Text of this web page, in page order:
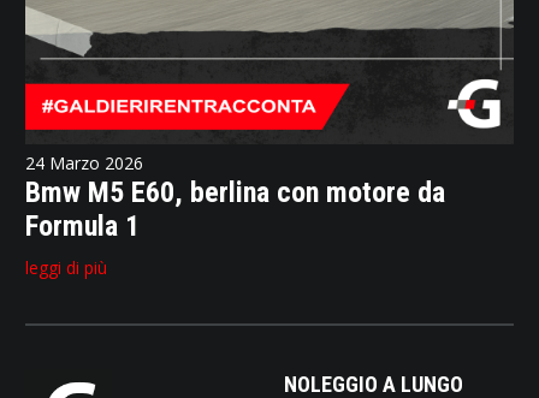
24 Marzo 2026
Bmw M5 E60, berlina con motore da
Formula 1
leggi di più
NOLEGGIO A LUNGO